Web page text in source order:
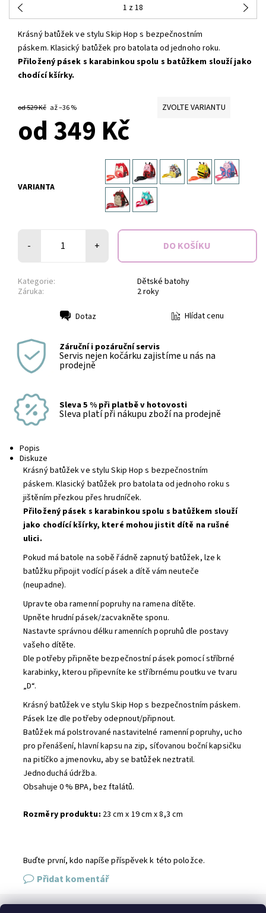
1 z 18
Krásný batůžek ve stylu Skip Hop s bezpečnostním
páskem. Klasický batůžek pro batolata od jednoho roku.
Přiložený pásek s karabinkou spolu s batůžkem slouží jako
chodící kšírky.
od 529 Kč až–36 % ZVOLTE VARIANTU
od 349 Kč
VARIANTA
- +
Kategorie:
Dětské batohy
Záruka:
2 roky
Dotaz Hlídat cenu
Záruční i pozáruční servis
Servis nejen kočárku zajistíme u nás na
prodejně
Sleva 5 % při platbě v hotovosti
Sleva platí při nákupu zboží na prodejně
Popis
Diskuze
Krásný batůžek ve stylu Skip Hop s bezpečnostním
páskem. Klasický batůžek pro batolata od jednoho roku s
jištěním přezkou přes hrudníček.
Přiložený pásek s karabinkou spolu s batůžkem slouží
jako chodící kšírky, které mohou jistit dítě na rušné
ulici.
Pokud má batole na sobě řádně zapnutý batůžek, lze k
batůžku připojit vodící pásek a dítě vám neuteče
(neupadne).
Upravte oba ramenní popruhy na ramena dítěte.
Upněte hrudní pásek/zacvakněte sponu.
Nastavte správnou délku ramenních popruhů dle postavy
vašeho dítěte.
Dle potřeby připněte bezpečnostní pásek pomocí stříbrné
karabinky, kterou připevníte ke stříbrnému poutku ve tvaru
„D“.
Krásný batůžek ve stylu Skip Hop s bezpečnostním páskem.
Pásek lze dle potřeby odepnout/připnout.
Batůžek má polstrované nastavitelné ramenní popruhy, ucho
pro přenášení, hlavní kapsu na zip, síťovanou boční kapsičku
na pitíčko a jmenovku, aby se batůžek neztratil.
Jednoduchá údržba.
Obsahuje 0 % BPA, bez ftalátů.
Rozměry produktu: 23 cm x 19 cm x 8,3 cm
Buďte první, kdo napíše příspěvek k této položce.
Přidat komentář